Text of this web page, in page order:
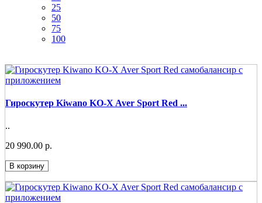
25
50
75
100
Гироскутер Kiwano KO-X Aver Sport Red ...
..
20 990.00 р.
В корзину